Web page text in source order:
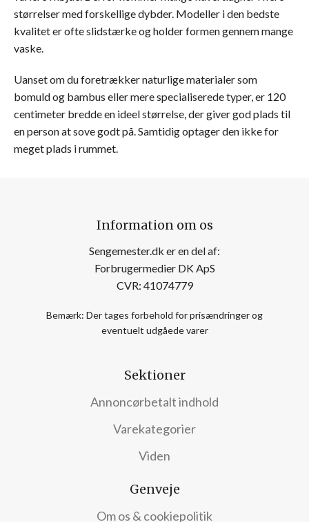
størrelser med forskellige dybder. Modeller i den bedste
kvalitet er ofte slidstærke og holder formen gennem mange
vaske.
Uanset om du foretrækker naturlige materialer som
bomuld og bambus eller mere specialiserede typer, er 120
centimeter bredde en ideel størrelse, der giver god plads til
en person at sove godt på. Samtidig optager den ikke for
meget plads i rummet.
Information om os
Sengemester.dk er en del af:
Forbrugermedier DK ApS
CVR: 41074779
Bemærk: Der tages forbehold for prisændringer og
eventuelt udgåede varer
Sektioner
Annoncørbetalt indhold
Varekategorier
Viden
Genveje
Om os & cookiepolitik